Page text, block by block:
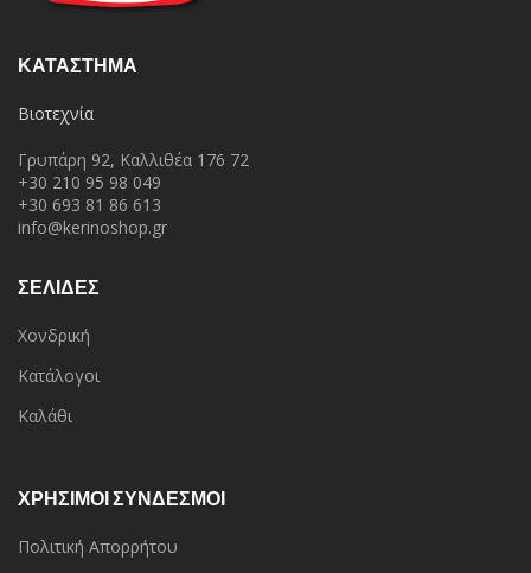
ΚΑΤΆΣΤΗΜΑ
Βιοτεχνία
Γρυπάρη 92, Καλλιθέα 176 72
+30 210 95 98 049
+30 693 81 86 613
info@kerinoshop.gr
ΣΕΛΙΔΕΣ
Χονδρική
Κατάλογοι
Καλάθι
ΧΡΗΣΙΜΟΙ ΣΥΝΔΕΣΜΟΙ
Πολιτική Απορρήτου